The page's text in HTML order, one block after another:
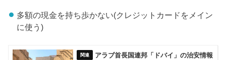
多額の現金を持ち歩かない(クレジットカードをメイン
に使う)
アラブ首長国連邦「ドバイ」の治安情報